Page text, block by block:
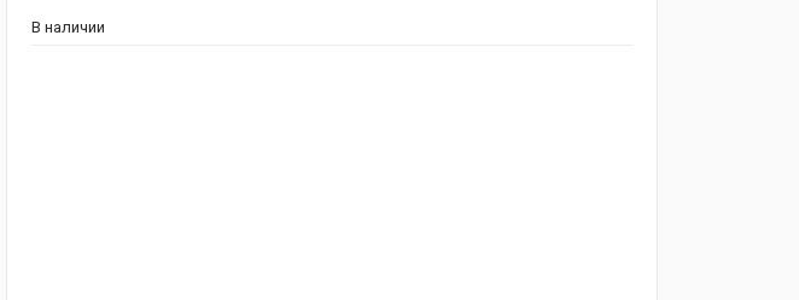
В наличии